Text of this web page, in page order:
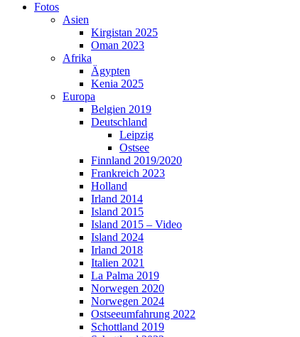
Fotos
Asien
Kirgistan 2025
Oman 2023
Afrika
Ägypten
Kenia 2025
Europa
Belgien 2019
Deutschland
Leipzig
Ostsee
Finnland 2019/2020
Frankreich 2023
Holland
Irland 2014
Island 2015
Island 2015 – Video
Island 2024
Irland 2018
Italien 2021
La Palma 2019
Norwegen 2020
Norwegen 2024
Ostseeumfahrung 2022
Schottland 2019